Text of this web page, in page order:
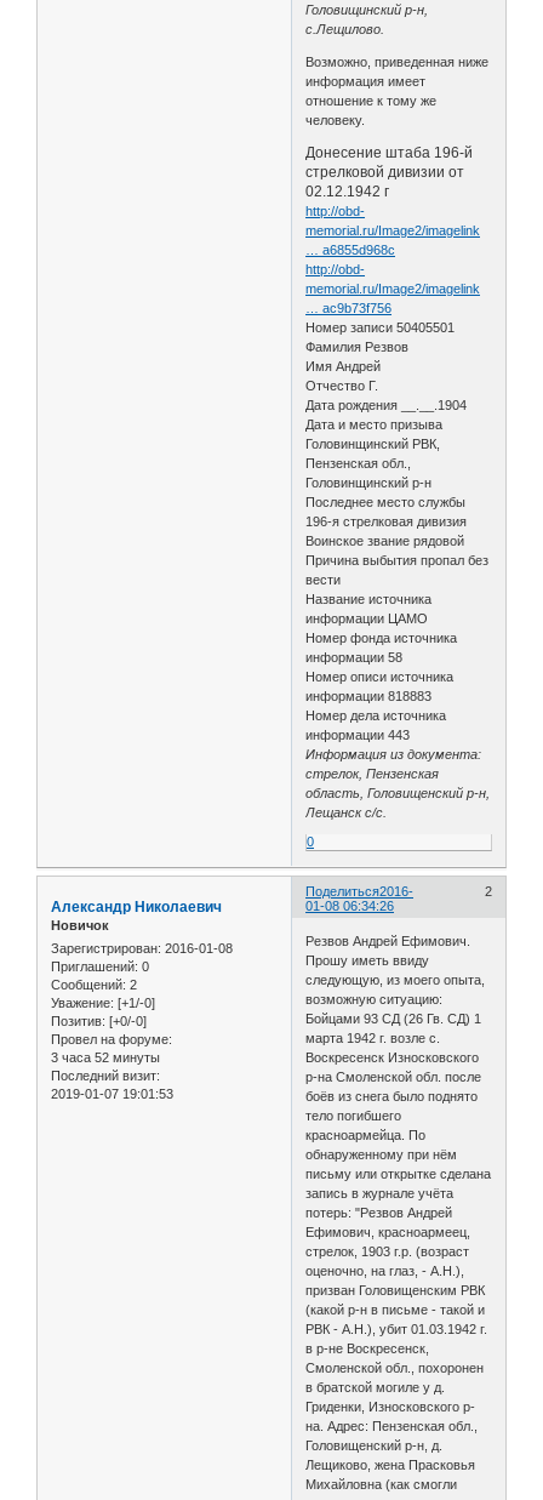
Головищинский р-н,
с.Лещилово.
Возможно, приведенная ниже
информация имеет
отношение к тому же
человеку.
Донесение штаба 196-й
стрелковой дивизии от
02.12.1942 г
http://obd-
memorial.ru/Image2/imagelink
… a6855d968c
http://obd-
memorial.ru/Image2/imagelink
… ac9b73f756
Номер записи 50405501
Фамилия Резвов
Имя Андрей
Отчество Г.
Дата рождения __.__.1904
Дата и место призыва
Головинщинский РВК,
Пензенская обл.,
Головинщинский р-н
Последнее место службы
196-я стрелковая дивизия
Воинское звание рядовой
Причина выбытия пропал без
вести
Название источника
информации ЦАМО
Номер фонда источника
информации 58
Номер описи источника
информации 818883
Номер дела источника
информации 443
Информация из документа:
стрелок, Пензенская
область, Головищенский р-н,
Лещанск с/с.
0
Поделиться 2
2016-
01-08 06:34:26
Александр Николаевич
Новичок
Зарегистрирован: 2016-01-08
Приглашений: 0
Сообщений: 2
Уважение: [+1/-0]
Позитив: [+0/-0]
Провел на форуме:
3 часа 52 минуты
Последний визит:
2019-01-07 19:01:53
Резвов Андрей Ефимович.
Прошу иметь ввиду
следующую, из моего опыта,
возможную ситуацию:
Бойцами 93 СД (26 Гв. СД) 1
марта 1942 г. возле с.
Воскресенск Износковского
р-на Смоленской обл. после
боёв из снега было поднято
тело погибшего
красноармейца. По
обнаруженному при нём
письму или открытке сделана
запись в журнале учёта
потерь: "Резвов Андрей
Ефимович, красноармеец,
стрелок, 1903 г.р. (возраст
оценочно, на глаз, - А.Н.),
призван Головищенским РВК
(какой р-н в письме - такой и
РВК - А.Н.), убит 01.03.1942 г.
в р-не Воскресенск,
Смоленской обл., похоронен
в братской могиле у д.
Гриденки, Износковского р-
на. Адрес: Пензенская обл.,
Головищенский р-н, д.
Лещиково, жена Прасковья
Михайловна (как смогли